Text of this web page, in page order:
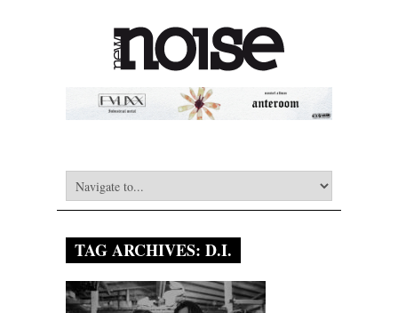
TAG ARCHIVES: D.I.